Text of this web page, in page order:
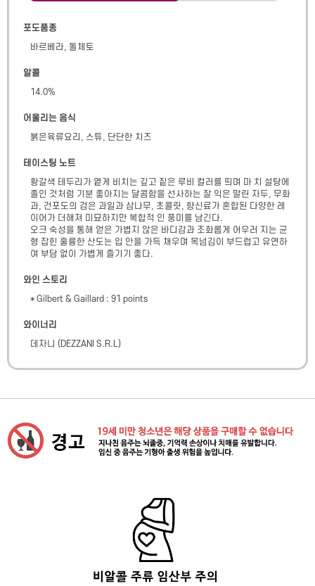
포도품종
바르베라, 돌체토
알콜
14.0%
어울리는 음식
붉은육류요리, 스튜, 단단한 치즈
테이스팅 노트
황갈색 테두리가 옅게 비치는 깊고 짙은 루비 컬러를 띄며 마 치 설탕에
졸인 것처럼 기분 좋아지는 달콤함을 선사하는 잘 익은 말린 자두, 무화
과, 건포도의 검은 과일과 삼나무, 초콜릿, 향신료가 혼합된 다양한 레
이어가 더해져 미묘하지만 복합적 인 풍미를 남긴다.
오크 숙성을 통해 얻은 가볍지 않은 바디감과 조화롭게 어우러 지는 균
형 잡힌 훌륭한 산도는 입 안을 가득 채우며 목넘김이 부드럽고 유연하
여 부담 없이 가볍게 즐기기 좋다.
와인 스토리
* Gilbert & Gaillard : 91 points
와이너리
데자니 ( DEZZANI S.R.L)